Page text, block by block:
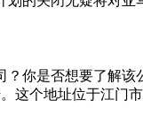
你是否想要了解
这个地址位于江门